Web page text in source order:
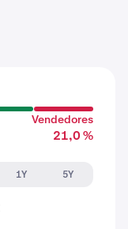
Vendedores
21,0 %
1Y
5Y